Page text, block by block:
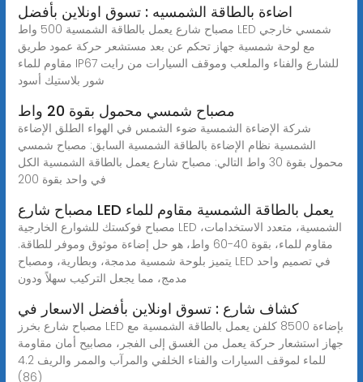
اضاءة بالطاقة الشمسيه : تسوق اونلاين بأفضل
مصباح شارع يعمل بالطاقة الشمسية 500 واط LED شمسي خارجي
مع لوحة شمسية جهاز تحكم عن بعد مستشعر حركة عمود طريق
مقاوم للماء IP67 للشارع والفناء والملعب وموقف السيارات من رايت
شور بلاستيك أسود
مصباح شمسي محمول بقوة 20 واط
شركة الإضاءة الشمسية ضوء الشمس في الهواء الطلق الإضاءة
الشمسية نظام الإضاءة بالطاقة الشمسية السابق: مصباح شمسي
محمول بقوة 30 واط التالي: مصباح شارع يعمل بالطاقة الشمسية الكل
في واحد بقوة 200
مصباح شارع LED يعمل بالطاقة الشمسية مقاوم للماء
مصباح فوكستك للشوارع الخارجية LED الشمسية، متعدد الاستخدامات،
مقاوم للماء، بقوة 40-60 واط، هو حل إضاءة موثوق وموفر للطاقة.
يتميز بلوحة شمسية مدمجة، وبطارية، ومصباح LED في تصميم واحد
مدمج، مما يجعل التركيب سهلاً ودون
كشاف شارع : تسوق اونلاين بأفضل الاسعار في
مصباح شارع بخرز LED بإضاءة 8500 كلفن يعمل بالطاقة الشمسية مع
جهاز استشعار حركة يعمل من الغسق إلى الفجر، مصابيح أمان مقاومة
للماء لموقف السيارات والفناء الخلفي والمرآب والممر والريف 4.2
(86)